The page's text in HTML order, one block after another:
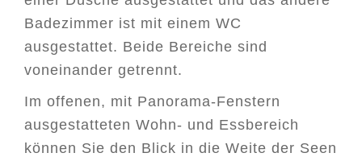
Badezimmer ist mit einem WC
ausgestattet. Beide Bereiche sind
voneinander getrennt.
Im offenen, mit Panorama-Fenstern
ausgestatteten Wohn- und Essbereich
können Sie den Blick in die Weite der Seen